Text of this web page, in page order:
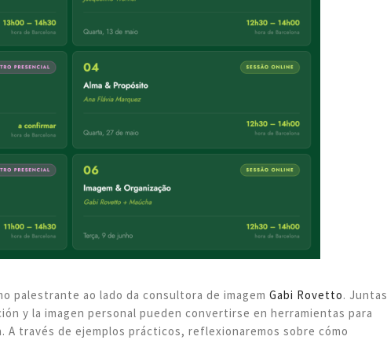
palestrante ao lado da consultora de imagem Gabi Rovetto. Juntas
y la imagen personal pueden convertirse en herramientas para
A través de ejemplos prácticos, reflexionaremos sobre cómo